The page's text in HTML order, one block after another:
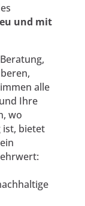
und mit
alle
Ihre
wo
bietet